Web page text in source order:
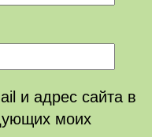
и адрес сайта в
моих